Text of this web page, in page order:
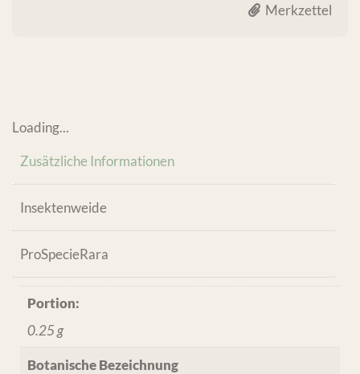
Merkzettel
Loading...
Zusätzliche Informationen
Insektenweide
ProSpecieRara
Portion:
0.25 g
Botanische Bezeichnung